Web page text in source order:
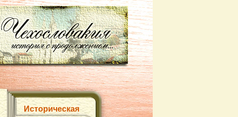
Историческая